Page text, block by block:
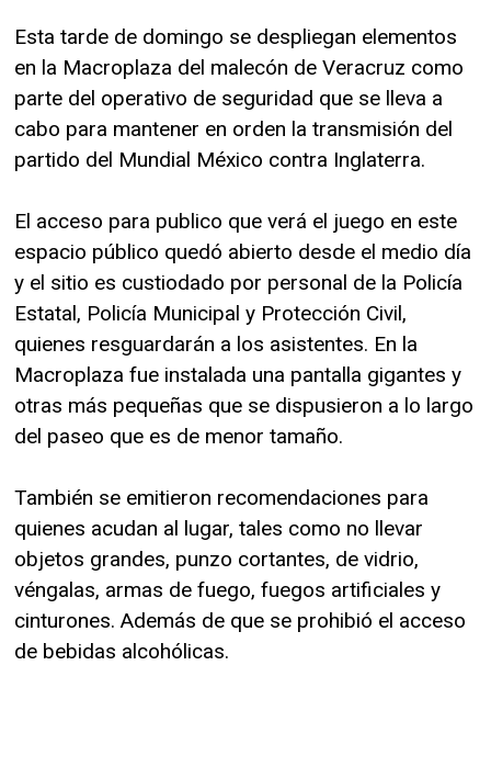
Esta tarde de domingo se despliegan elementos
en la Macroplaza del malecón de Veracruz como
parte del operativo de seguridad que se lleva a
cabo para mantener en orden la transmisión del
partido del Mundial México contra Inglaterra.
El acceso para publico que verá el juego en este
espacio público quedó abierto desde el medio día
y el sitio es custiodado por personal de la Policía
Estatal, Policía Municipal y Protección Civil,
quienes resguardarán a los asistentes. En la
Macroplaza fue instalada una pantalla gigantes y
otras más pequeñas que se dispusieron a lo largo
del paseo que es de menor tamaño.
También se emitieron recomendaciones para
quienes acudan al lugar, tales como no llevar
objetos grandes, punzo cortantes, de vidrio,
véngalas, armas de fuego, fuegos artificiales y
cinturones. Además de que se prohibió el acceso
de bebidas alcohólicas.